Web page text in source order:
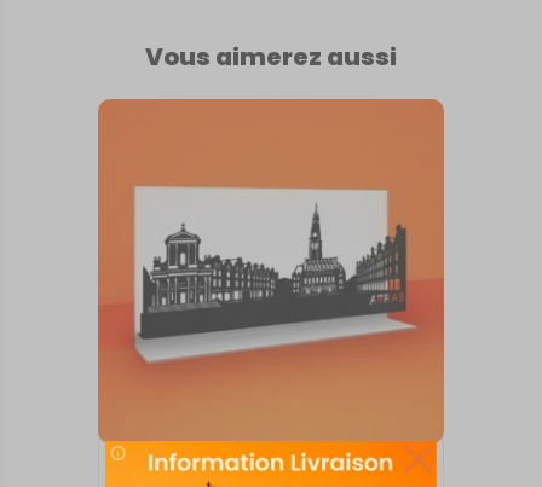
Vous aimerez aussi
SKYLINE SUR SOCLE